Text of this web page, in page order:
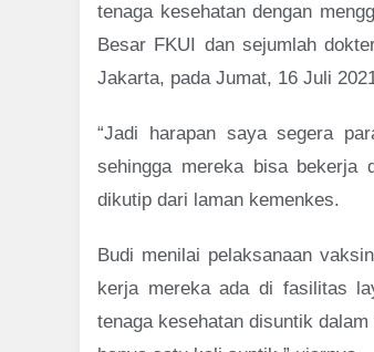
tenaga kesehatan dengan
Besar FKUI dan sejumlah
Jakarta, pada Jumat, 16 Juli
“Jadi harapan saya segera
sehingga mereka bisa bekerja
dikutip dari laman kemenkes.
Budi menilai pelaksanaan
kerja mereka ada di fasilitas
tenaga kesehatan disuntik